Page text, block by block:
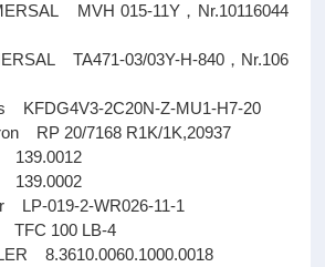
MVH 015-11Y，Nr.10116044
TA471-03/03Y-H-840，Nr.106
KFDG4V3-2C20N-Z-MU1-H7-20
RP 20/7168 R1K/1K,20937
139.0012
139.0002
LP-019-2-WR026-11-1
TFC 100 LB-4
8.3610.0060.1000.0018